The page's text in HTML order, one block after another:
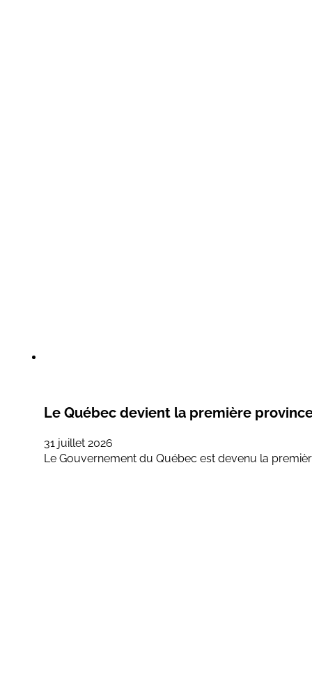
Le Québec devient la première
31 juillet 2026
Le Gouvernement du Québec est devenu la